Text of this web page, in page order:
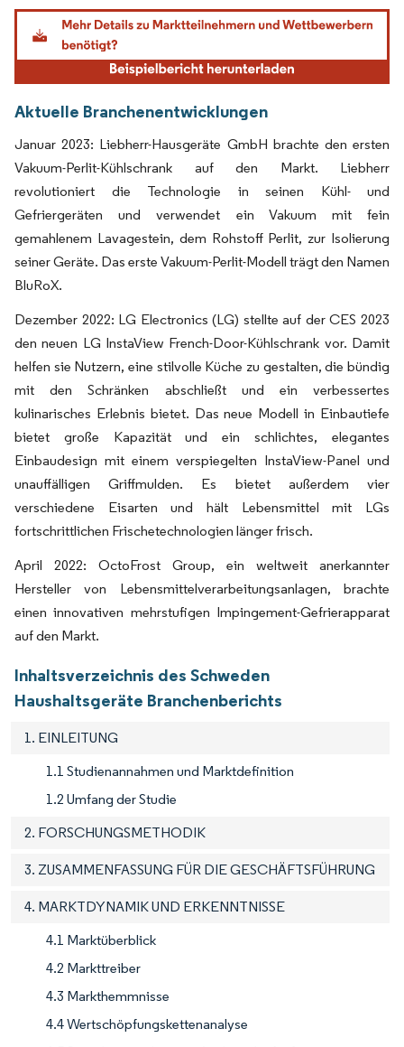
Bild © Mordor Intelligence. Wiederverwendung erfordert Namensnennung gemäß
Aktuelle Branchenentwicklungen
Januar 2023: Liebherr-Hausgeräte GmbH brachte den ersten
Vakuum-Perlit-Kühlschrank auf den Markt. Liebherr
revolutioniert die Technologie in seinen Kühl- und
Gefriergeräten und verwendet ein Vakuum mit fein
gemahlenem Lavagestein, dem Rohstoff Perlit, zur Isolierung
seiner Geräte. Das erste Vakuum-Perlit-Modell trägt den Namen
BluRoX.
Dezember 2022: LG Electronics (LG) stellte auf der CES 2023
den neuen LG InstaView French-Door-Kühlschrank vor. Damit
helfen sie Nutzern, eine stilvolle Küche zu gestalten, die bündig
mit den Schränken abschließt und ein verbessertes
kulinarisches Erlebnis bietet. Das neue Modell in Einbautiefe
bietet große Kapazität und ein schlichtes, elegantes
Einbaudesign mit einem verspiegelten InstaView-Panel und
unauffälligen Griffmulden. Es bietet außerdem vier
verschiedene Eisarten und hält Lebensmittel mit LGs
fortschrittlichen Frischetechnologien länger frisch.
April 2022: OctoFrost Group, ein weltweit anerkannter
Hersteller von Lebensmittelverarbeitungsanlagen, brachte
einen innovativen mehrstufigen Impingement-Gefrierapparat
auf den Markt.
Inhaltsverzeichnis des Schweden
Haushaltsgeräte Branchenberichts
1. EINLEITUNG
1.1 Studienannahmen und Marktdefinition
1.2 Umfang der Studie
2. FORSCHUNGSMETHODIK
3. ZUSAMMENFASSUNG FÜR DIE GESCHÄFTSFÜHRUNG
4. MARKTDYNAMIK UND ERKENNTNISSE
4.1 Marktüberblick
4.2 Markttreiber
4.3 Markthemmnisse
4.4 Wertschöpfungskettenanalyse